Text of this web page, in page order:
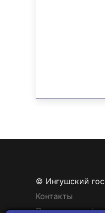
© Ингушский
Контакты